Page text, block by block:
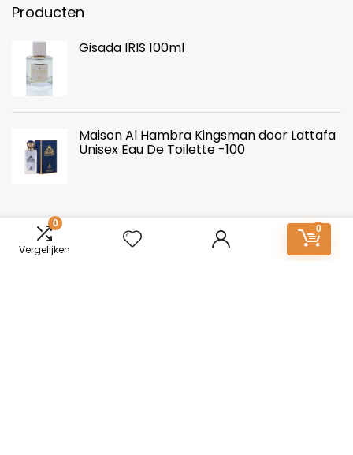
0
Vergelijken
0
Producten
Gisada IRIS 100ml
Maison Al Hambra Kingsman door Lattafa
Unisex Eau De Toilette -100